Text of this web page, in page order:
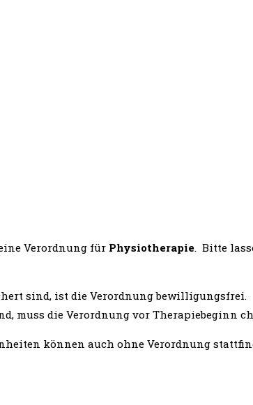
Verordnung für Physiotherapie. Bitte
sind, ist die Verordnung bewilligungsfrei.
muss die Verordnung vor Therapiebeginn
können auch ohne Verordnung